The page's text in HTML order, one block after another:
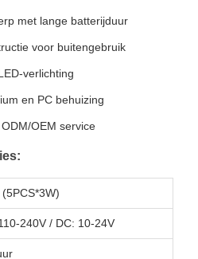
met lange batterijduur
voor buitengebruik
verlichting
en PC behuizing
OEM service
(5PCS*3W)
240V / DC: 10-24V